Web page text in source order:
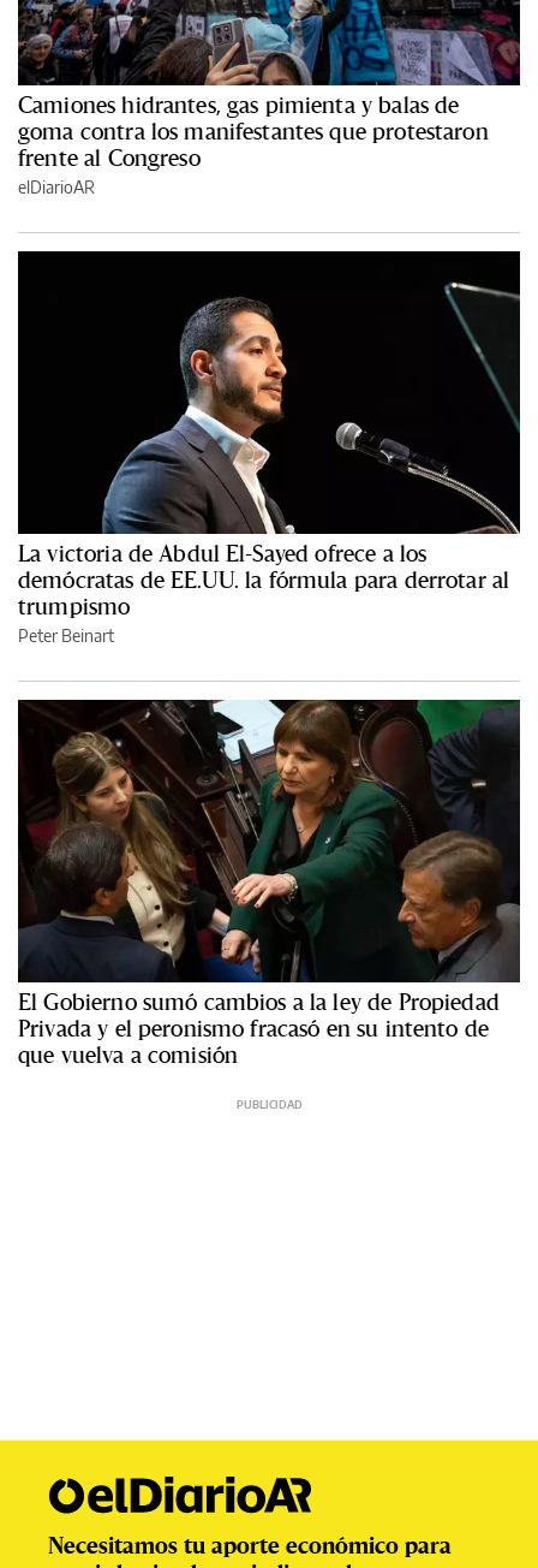
Camiones hidrantes, gas pimienta y balas de
goma contra los manifestantes que protestaron
frente al Congreso
elDiarioAR
La victoria de Abdul El-Sayed ofrece a los
demócratas de EE.UU. la fórmula para derrotar al
trumpismo
Peter Beinart
El Gobierno sumó cambios a la ley de Propiedad
Privada y el peronismo fracasó en su intento de
que vuelva a comisión
Necesitamos tu aporte económico para